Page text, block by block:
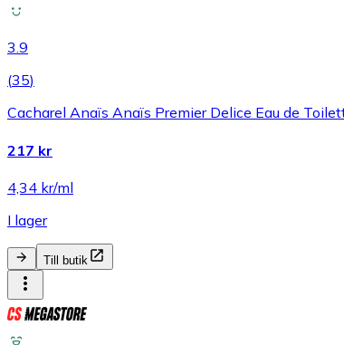
3.9
(35)
Cacharel Anaïs Anaïs Premier Delice Eau de
217 kr
4,34 kr/ml
I lager
Till butik